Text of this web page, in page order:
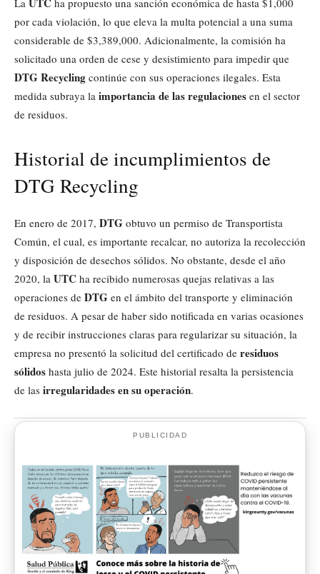
La UTC ha propuesto una sanción económica de hasta $1,000
por cada violación, lo que eleva la multa potencial a una suma
considerable de $3,389,000. Adicionalmente, la comisión ha
solicitado una orden de cese y desistimiento para impedir que
DTG Recycling continúe con sus operaciones ilegales. Esta
medida subraya la importancia de las regulaciones en el sector
de residuos.
Historial de incumplimientos de
DTG Recycling
En enero de 2017, DTG obtuvo un permiso de Transportista
Común, el cual, es importante recalcar, no autoriza la recolección
y disposición de desechos sólidos. No obstante, desde el año
2020, la UTC ha recibido numerosas quejas relativas a las
operaciones de DTG en el ámbito del transporte y eliminación
de residuos. A pesar de haber sido notificada en varias ocasiones
y de recibir instrucciones claras para regularizar su situación, la
empresa no presentó la solicitud del certificado de residuos
sólidos hasta julio de 2024. Este historial resalta la persistencia
de las irregularidades en su operación.
PUBLICIDAD